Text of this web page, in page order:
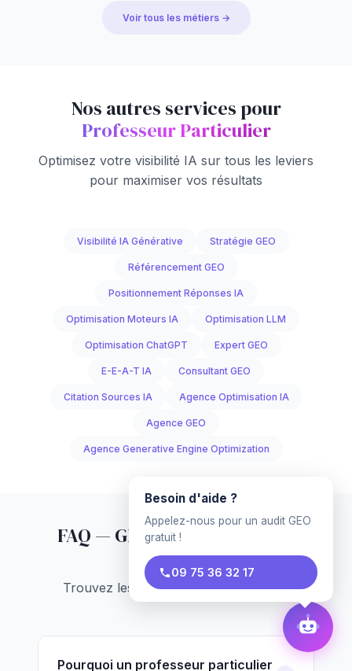
Voir tous les métiers →
Nos autres services pour
Professeur Particulier
Optimisez votre visibilité IA sur tous les leviers
pour maximiser vos résultats
Visibilité IA Générative Stratégie GEO
Référencement GEO
Positionnement Réponses IA
Optimisation Moteurs IA Optimisation LLM
Optimisation ChatGPT Expert GEO
E-E-A-T IA Consultant GEO
Citation Sources IA Agence Optimisation IA
Agence GEO
Agence Generative Engine Optimization
FAQ — GEO pour
Professeur
Particulier
Trouvez les réponses à vos questions
Pourquoi un professeur particulier
Besoin d'aide ?
Appelez-nous pour un audit GEO
gratuit !
09 75 36 32 17